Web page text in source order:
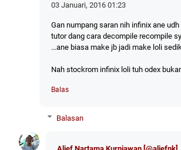
03 Januari, 2016 01:23
Gan numpang saran nih infinix ane
tutor dang cara decompile recompile
...ane biasa make jb jadi make loli
Nah stockrom infinix loli tuh odex
Balas
Balasan